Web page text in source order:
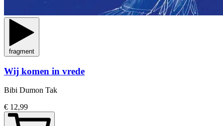
fragment
Wij komen in vrede
Bibi Dumon Tak
€ 12,99